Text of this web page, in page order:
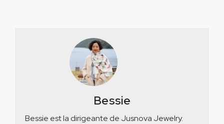
Bessie
Bessie est la dirigeante de Jusnova Jewelry.